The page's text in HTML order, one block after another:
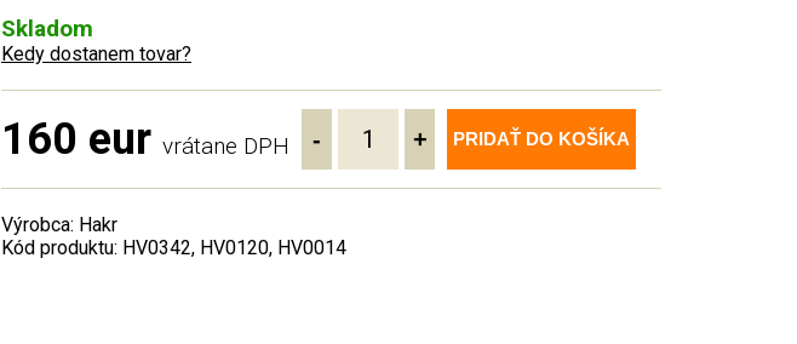
Skladom
Kedy dostanem tovar?
160 eur vrátane DPH - + PRIDAŤ DO KOŠÍKA
Výrobca: Hakr
Kód produktu: HV0342, HV0120, HV0014